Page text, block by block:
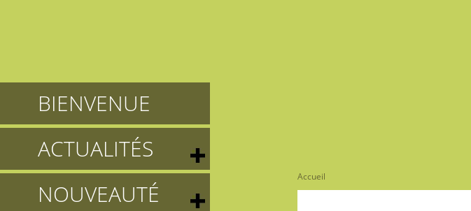
BIENVENUE
ACTUALITÉS
NOUVEAUTÉ
Accueil